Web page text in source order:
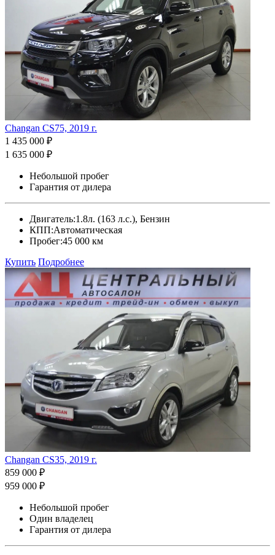
Changan CS75, 2019 г.
1 435 000 ₽
1 635 000 ₽
Небольшой пробег
Гарантия от дилера
Двигатель:1.8л. (163 л.с.), Бензин
КПП:Автоматическая
Пробег:45 000 км
Купить Подробнее
Changan CS35, 2019 г.
859 000 ₽
959 000 ₽
Небольшой пробег
Один владелец
Гарантия от дилера